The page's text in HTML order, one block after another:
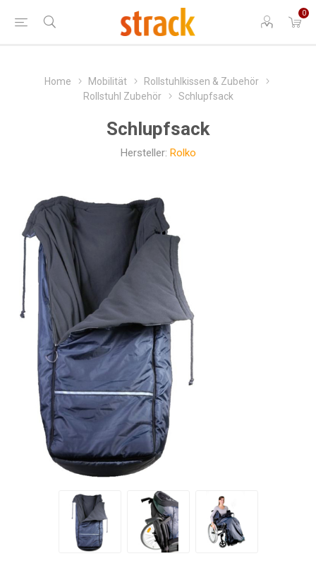
0
Home Mobilität
Rollstuhlkissen & Zubehör
Rollstuhl Zubehör
Schlupfsack
Schlupfsack
Hersteller: Rolko